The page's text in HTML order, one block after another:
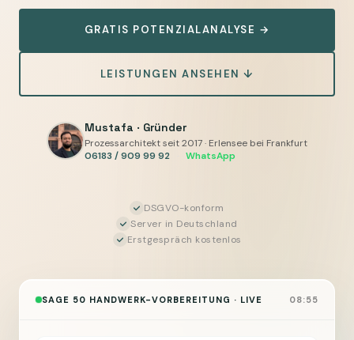
automatisieren
—
Angebots-,
Auftrags-
und
vorbereiten,
Sie
frei
GRATIS POTENZIALANALYSE →
LEISTUNGEN ANSEHEN ↓
Mustafa · Gründer
Prozessarchitekt seit 2017 · Erlensee bei Frankfurt
06183 / 909 99 92
WhatsApp
DSGVO-konform
Server in Deutschland
Erstgespräch kostenlos
SAGE 50 HANDWERK-VORBEREITUNG · LIVE 08:55